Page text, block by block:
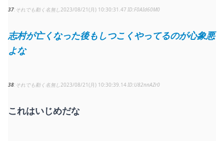
37 それでも動く名無し 2023/08/21(月) 10:30:31.47 F0AId60M0
志村が亡くなった後もしつこくやってるのが心象悪
よな
38 それでも動く名無し 2023/08/21(月) 10:30:39.14 U82nnAZr0
これはいじめだな